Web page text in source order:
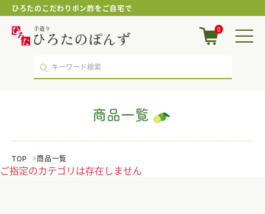
ひろたのこだわりポン酢をご自宅で
商
｜
酢・
鍋
ゆ・
産
調
0
商品一覧
TOP 商品一覧
ご指定のカテゴリは存在しません